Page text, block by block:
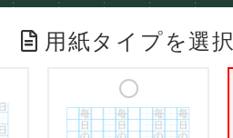
用紙タイプを選択